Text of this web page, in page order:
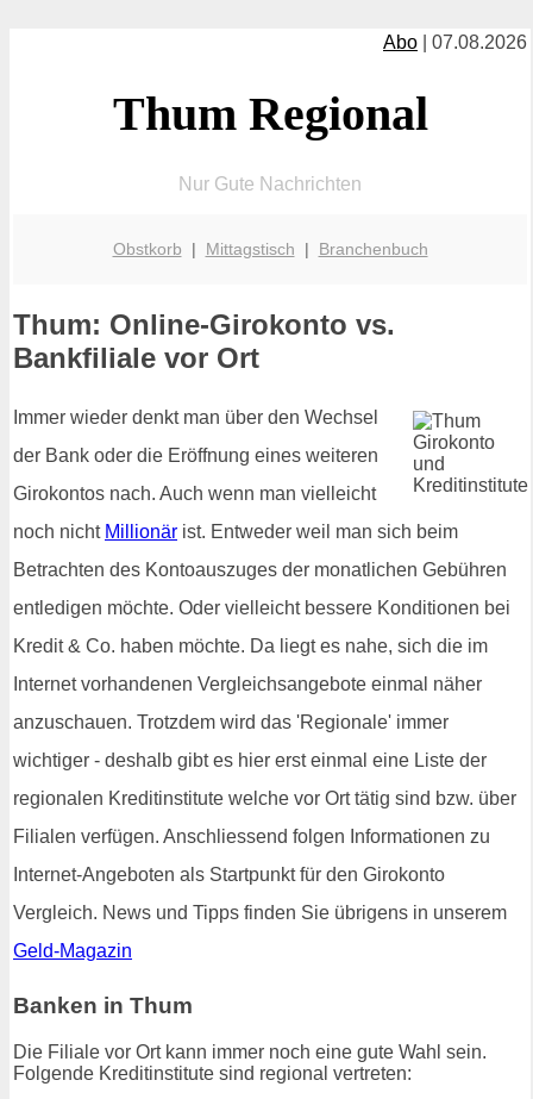
Abo | 07.08.2026
Thum Regional
Nur Gute Nachrichten
Obstkorb | Mittagstisch | Branchenbuch
Thum: Online-Girokonto vs.
Bankfiliale vor Ort
Immer wieder denkt man über den Wechsel
der Bank oder die Eröffnung eines weiteren
Girokontos nach. Auch wenn man vielleicht
noch nicht Millionär ist. Entweder weil man sich beim
Betrachten des Kontoauszuges der monatlichen Gebühren
entledigen möchte. Oder vielleicht bessere Konditionen bei
Kredit & Co. haben möchte. Da liegt es nahe, sich die im
Internet vorhandenen Vergleichsangebote einmal näher
anzuschauen. Trotzdem wird das 'Regionale' immer
wichtiger - deshalb gibt es hier erst einmal eine Liste der
regionalen Kreditinstitute welche vor Ort tätig sind bzw. über
Filialen verfügen. Anschliessend folgen Informationen zu
Internet-Angeboten als Startpunkt für den Girokonto
Vergleich. News und Tipps finden Sie übrigens in unserem
Geld-Magazin
Banken in Thum
Die Filiale vor Ort kann immer noch eine gute Wahl sein.
Folgende Kreditinstitute sind regional vertreten: